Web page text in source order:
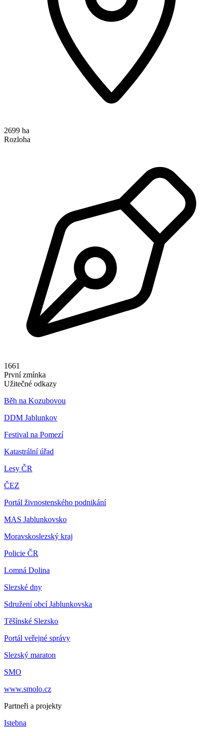
2699 ha
Rozloha
1661
První zmínka
Užitečné odkazy
Běh na Kozubovou
DDM Jablunkov
Festival na Pomezí
Katastrální úřad
Lesy ČR
ČEZ
Portál živnostenského podnikání
MAS Jablunkovsko
Moravskoslezský kraj
Policie ČR
Lomná Dolina
Slezské dny
Sdružení obcí Jablunkovska
Těšínské Slezsko
Portál veřejné správy
Slezský maraton
SMO
www.smolo.cz
Partneři a projekty
Istebna